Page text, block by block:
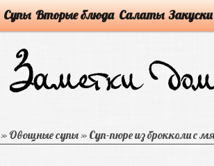
Супы Вторые блюда Салаты Закуски
»Овощные супы» Суп-пюре из брокколи с